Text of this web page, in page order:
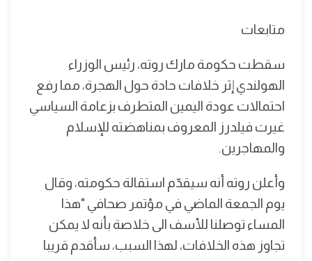
متابعات
سقطت حكومة مارك روته، رئيس الوزراء
الهولندي إثر خلافات حادة حول الهجرة، مما رفع
احتمالات عودة اليمين المتطرف بزعامة السياسي
غيرت فيلدرز المعروف بمناهضته للإسلام
والمهاجرين.
وأعلن روته أنه سيقدّم استقالة حكومته، وقال
يوم الجمعة الماضي في مؤتمر صحافي "هذا
المساء توصلنا للأسف الى خلاصة بأنه لا يمكن
تجاوز هذه الخلافات، لهذا السبب، سأقدم قريبا